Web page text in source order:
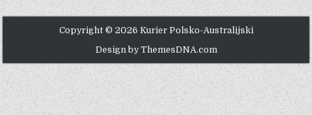
Copyright © 2026 Kurier Polsko-Australijski
Design by ThemesDNA.com